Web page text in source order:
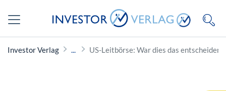
Investor Verlag US-Leitbörse: War dies das